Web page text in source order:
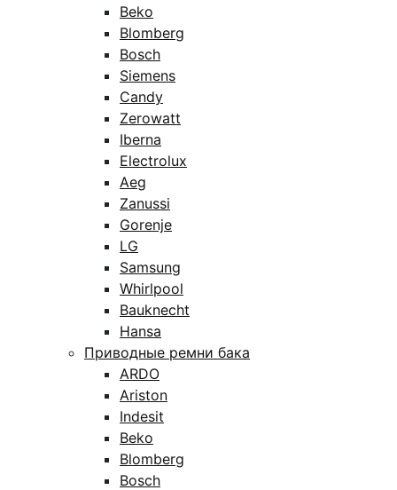
Beko
Blomberg
Bosch
Siemens
Candy
Zerowatt
Iberna
Electrolux
Aeg
Zanussi
Gorenje
LG
Samsung
Whirlpool
Bauknecht
Hansa
Приводные ремни бака
ARDO
Ariston
Indesit
Beko
Blomberg
Bosch